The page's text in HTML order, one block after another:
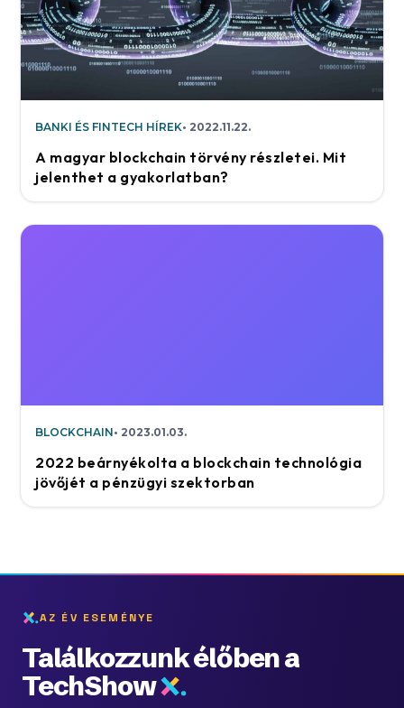
BANKI ÉS FINTECH HÍREK 2022.11.22.
A magyar blockchain törvény részletei. Mit
jelenthet a gyakorlatban?
BLOCKCHAIN 2023.01.03.
2022 beárnyékolta a blockchain technológia
jövőjét a pénzügyi szektorban
AZ ÉV ESEMÉNYE
Találkozzunk élőben a
TechShow